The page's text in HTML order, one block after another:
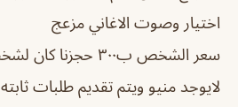
اختيار وصوت الاغاني مزعج
سعر الشخص ب٣٠٠ حجزنا كان لشخصين ب ٦٠٠
لايوجد منيو ويتم تقديم طلبات ثابته